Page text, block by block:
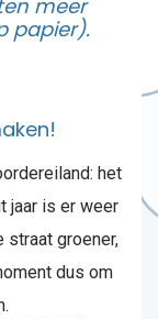
meer
papier).
het
jaar is er weer
straat groener,
dus om